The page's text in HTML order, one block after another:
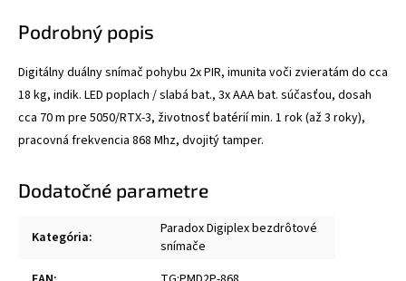
Podrobný popis
Digitálny duálny snímač pohybu 2x PIR, imunita voči zvieratám do cca
18 kg, indik. LED poplach / slabá bat., 3x AAA bat. súčasťou, dosah
cca 70 m pre 5050/RTX-3, životnosť batérií min. 1 rok (až 3 roky),
pracovná frekvencia 868 Mhz, dvojitý tamper.
Dodatočné parametre
Kategória:
Paradox Digiplex bezdrôtové
snímače